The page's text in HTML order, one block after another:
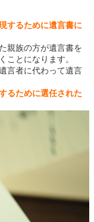
するために遺言書に
親族の方が遺言書を
ことになります。
言者に代わって遺言
るために選任された